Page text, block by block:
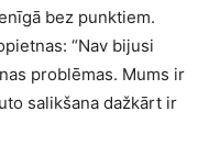
bez punktiem.
“Nav bijusi
problēmas. Mums ir
salikšana dažkārt ir